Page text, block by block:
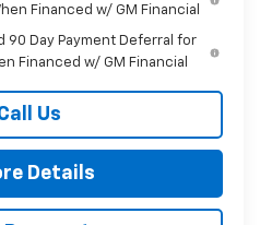
Financed w/ GM Financial
90 Day Payment Deferral for
Financed w/ GM Financial
Us
Details